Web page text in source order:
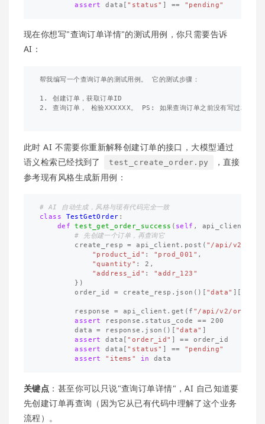
assert
data [ "status" ] == "pending"
现在你想写"查询订单详情"的测试用例，你只需要告诉
AI：
帮我编写一个查询订单的测试用例。 它的测试步骤：
1. 创建订单，获取订单ID
2. 查询订单， 检验XXXXXX。 PS: 如果查询订单之前没有写过相关用
此时 AI 不需要你重新解释创建订单的接口，大模型通过
语义检索已经找到了
test_create_order.py
，直接
参考现有风格生成新用例：
# AI 自动生成，风格与现有代码完全一致
class
TestGetOrder :
def
test_get_order_success ( self , api_client
# 先创建一个订单，再查询它
create_resp
= api_client . post ( "/api/v2/
"product_id" : "prod_001" ,
"quantity" : 2 ,
"address_id" :
"addr_123"
})
order_id
= create_resp . json ()[ "data"
response = api_client . get ( f "/api/v2/orders/
assert
response . status_code == 200
data
= response . json ()[ "data"
assert
data "order_id" ==
order_id
assert
data "status" ==
"pending"
assert
"items" in data
关键点 ：甚至你可以只说"查询订单详情"，AI 自己知道要
先创建订单再查询（因为它从已有代码中理解了这个业务
流程）。